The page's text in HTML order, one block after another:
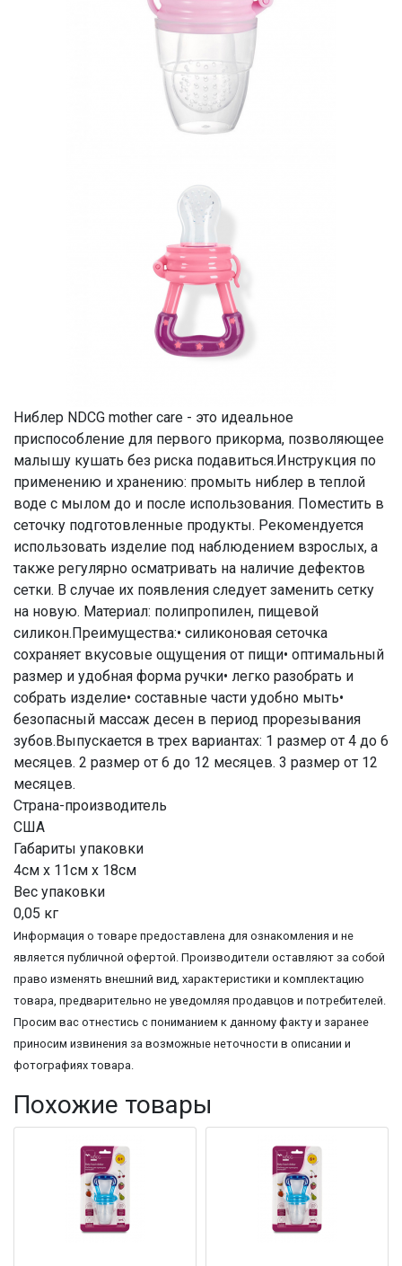
Ниблер NDCG mother care - это идеальное
приспособление для первого прикорма, позволяющее
малышу кушать без риска подавиться.Инструкция по
применению и хранению: промыть ниблер в теплой
воде с мылом до и после использования. Поместить в
сеточку подготовленные продукты. Рекомендуется
использовать изделие под наблюдением взрослых, а
также регулярно осматривать на наличие дефектов
сетки. В случае их появления следует заменить сетку
на новую. Материал: полипропилен, пищевой
силикон.Преимущества:• силиконовая сеточка
сохраняет вкусовые ощущения от пищи• оптимальный
размер и удобная форма ручки• легко разобрать и
собрать изделие• составные части удобно мыть•
безопасный массаж десен в период прорезывания
зубов.Выпускается в трех вариантах: 1 размер от 4 до 6
месяцев. 2 размер от 6 до 12 месяцев. 3 размер от 12
месяцев.
Страна-производитель
США
Габариты упаковки
4см x 11см x 18см
Вес упаковки
0,05 кг
Информация о товаре предоставлена для ознакомления и не
является публичной офертой. Производители оставляют за собой
право изменять внешний вид, характеристики и комплектацию
товара, предварительно не уведомляя продавцов и потребителей.
Просим вас отнестись с пониманием к данному факту и заранее
приносим извинения за возможные неточности в описании и
фотографиях товара.
Похожие товары